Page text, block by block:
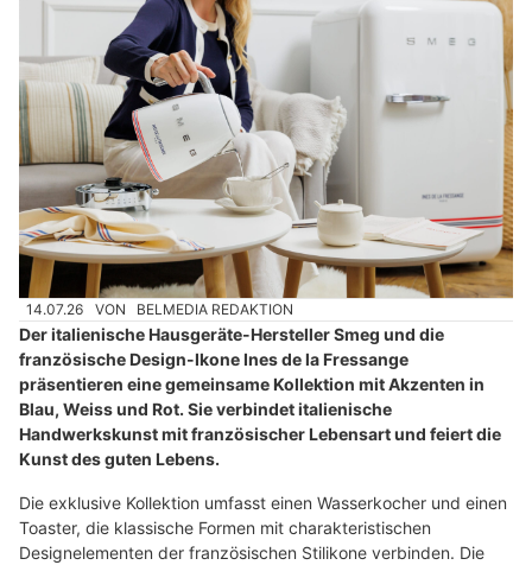
14.07.26 VON BELMEDIA REDAKTION
Der italienische Hausgeräte-Hersteller Smeg und die
französische Design-Ikone Ines de la Fressange
präsentieren eine gemeinsame Kollektion mit Akzenten in
Blau, Weiss und Rot. Sie verbindet italienische
Handwerkskunst mit französischer Lebensart und feiert die
Kunst des guten Lebens.
Die exklusive Kollektion umfasst einen Wasserkocher und einen
Toaster, die klassische Formen mit charakteristischen
Designelementen der französischen Stilikone verbinden. Die